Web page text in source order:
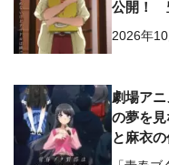
公開！
るビジュ
2026年
劇場ア
の夢を
と麻衣
が解禁